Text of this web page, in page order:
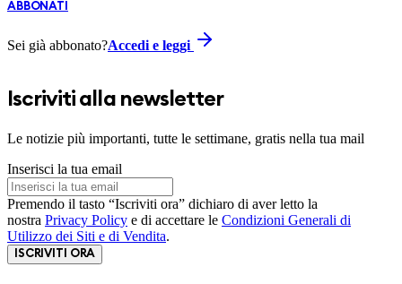
ABBONATI
Sei già abbonato?Accedi e leggi
Iscriviti alla newsletter
Le notizie più importanti, tutte le settimane, gratis nella tua mail
Inserisci la tua email
Premendo il tasto “Iscriviti ora” dichiaro di aver letto la
nostra Privacy Policy e di accettare le Condizioni Generali di
Utilizzo dei Siti e di Vendita.
ISCRIVITI ORA